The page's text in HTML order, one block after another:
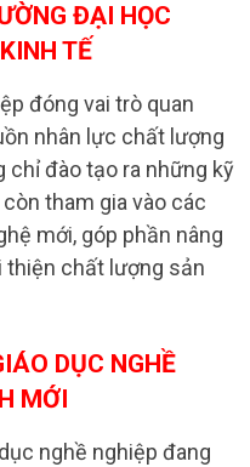
ĐẠI HỌC
TẾ
đóng vai trò quan
nhân lực chất lượng
chỉ đào tạo ra những kỹ
tham gia vào các
mới, góp phần nâng
thiện chất lượng sản
DỤC NGHỀ
MỚI
nghề nghiệp đang